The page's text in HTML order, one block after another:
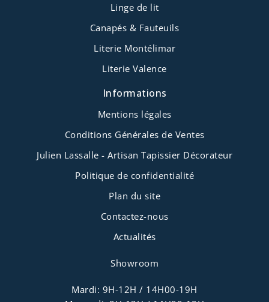
Linge de lit
Canapés & Fauteuils
Literie Montélimar
Literie Valence
Informations
Mentions légales
Conditions Générales de Ventes
Julien Lassalle - Artisan Tapissier Décorateur
Politique de confidentialité
Plan du site
Contactez-nous
Actualités
Showroom
Mardi: 9H-12H / 14H00-19H